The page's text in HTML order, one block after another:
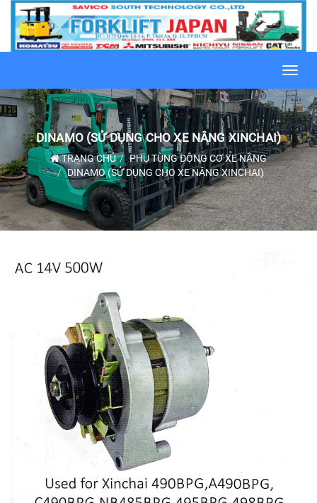
DINAMO (SỬ DỤNG CHO XE NÂNG XINCHAI)
TRANG CHỦ
PHỤ TÙNG ĐỘNG CƠ XE NÂNG
DINAMO (SỬ DỤNG CHO XE NÂNG XINCHAI)